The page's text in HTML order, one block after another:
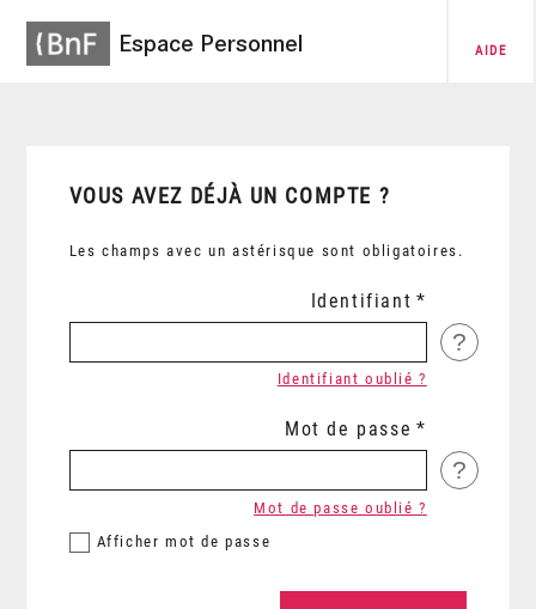
Espace Personnel AIDE
VOUS AVEZ DÉJÀ UN COMPTE ?
Les champs avec un astérisque sont obligatoires.
Identifiant
?
Identifiant oublié ?
Mot de passe
?
Afficher mot de passe
Mot de passe oublié ?